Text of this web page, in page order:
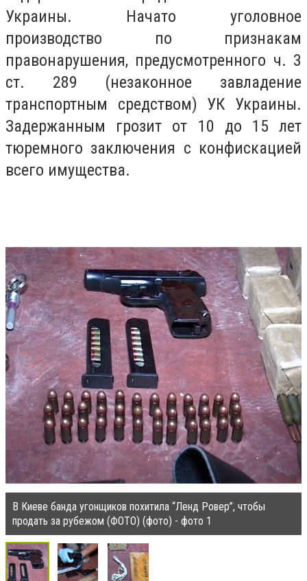
Украины. Начато уголовное
производство по признакам
правонарушения, предусмотренного ч. 3
ст. 289 (незаконное завладение
транспортным средством) УК Украины.
Задержанным грозит от 10 до 15 лет
тюремного заключения с конфискацией
всего имущества.
В Киеве банда угонщиков похитила “Ленд Ровер”, чтобы
продать за рубежом (ФОТО) (фото) - фото 1